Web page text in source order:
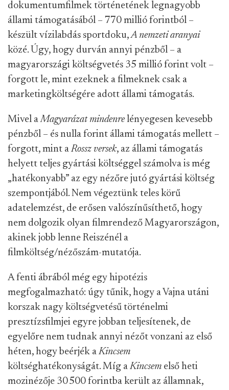
dokumentumfilmek történetének legnagyobb
állami támogatásából – 770 millió forintból –
készült vízilabdás sportdoku,A nemzeti aranyai
közé. Úgy, hogy durván annyi pénzből – a
magyarországi költségvetés 35 millió forint volt –
forgott le, mint ezeknek a filmeknek csak a
marketingköltségére adott állami támogatás.
Mivel aMagyarázat mindenre lényegesen kevesebb
pénzből – és nulla forint állami támogatás mellett –
forgott, mint aRossz versek, az állami támogatás
helyett teljes gyártási költséggel számolva is még
„hatékonyabb” az egy nézőre jutó gyártási költség
szempontjából. Nem végeztünk teles körű
adatelemzést, de erősen valószínűsíthető, hogy
nem dolgozik olyan filmrendező Magyarországon,
akinek jobb lenne Reiszénél a
filmköltség/nézőszám-mutatója.
A fenti ábrából még egy hipotézis
megfogalmazható: úgy tűnik, hogy a Vajna utáni
korszak nagy költségvetésű történelmi
presztízsfilmjei egyre jobban teljesítenek, de
egyelőre nem tudnak annyi nézőt vonzani az első
héten, hogy beérjék aKincsem
költséghatékonyságát. Míg aKincsem első heti
mozinézője 30 500 forintba került az államnak,